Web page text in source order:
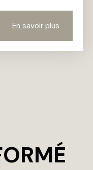
En savoir plus